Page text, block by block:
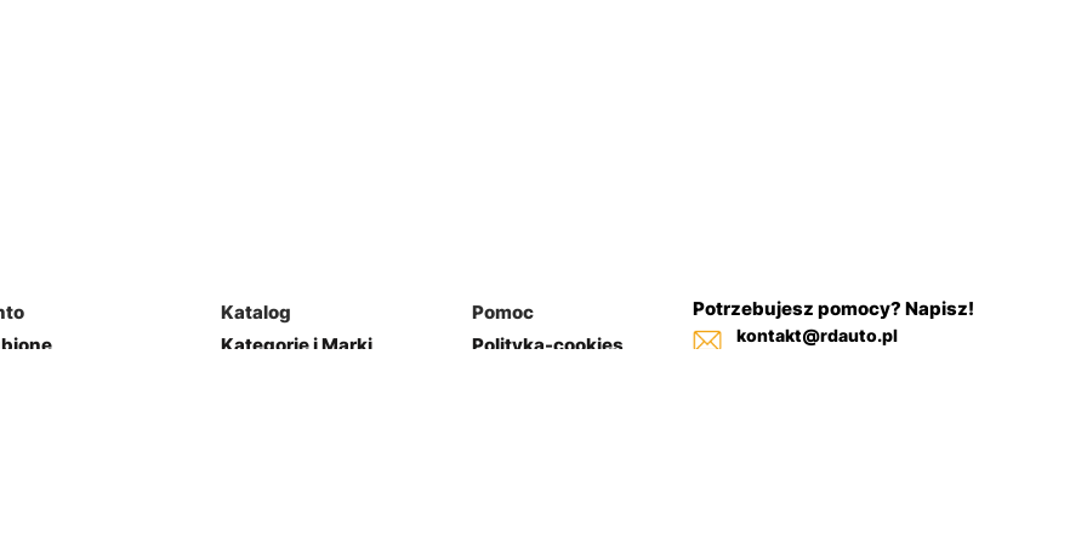
Katalog
Kategorie i Marki
Pomoc
Polityka-cookies
Potrzebujesz pomocy? Napisz!
kontakt@rdauto.pl